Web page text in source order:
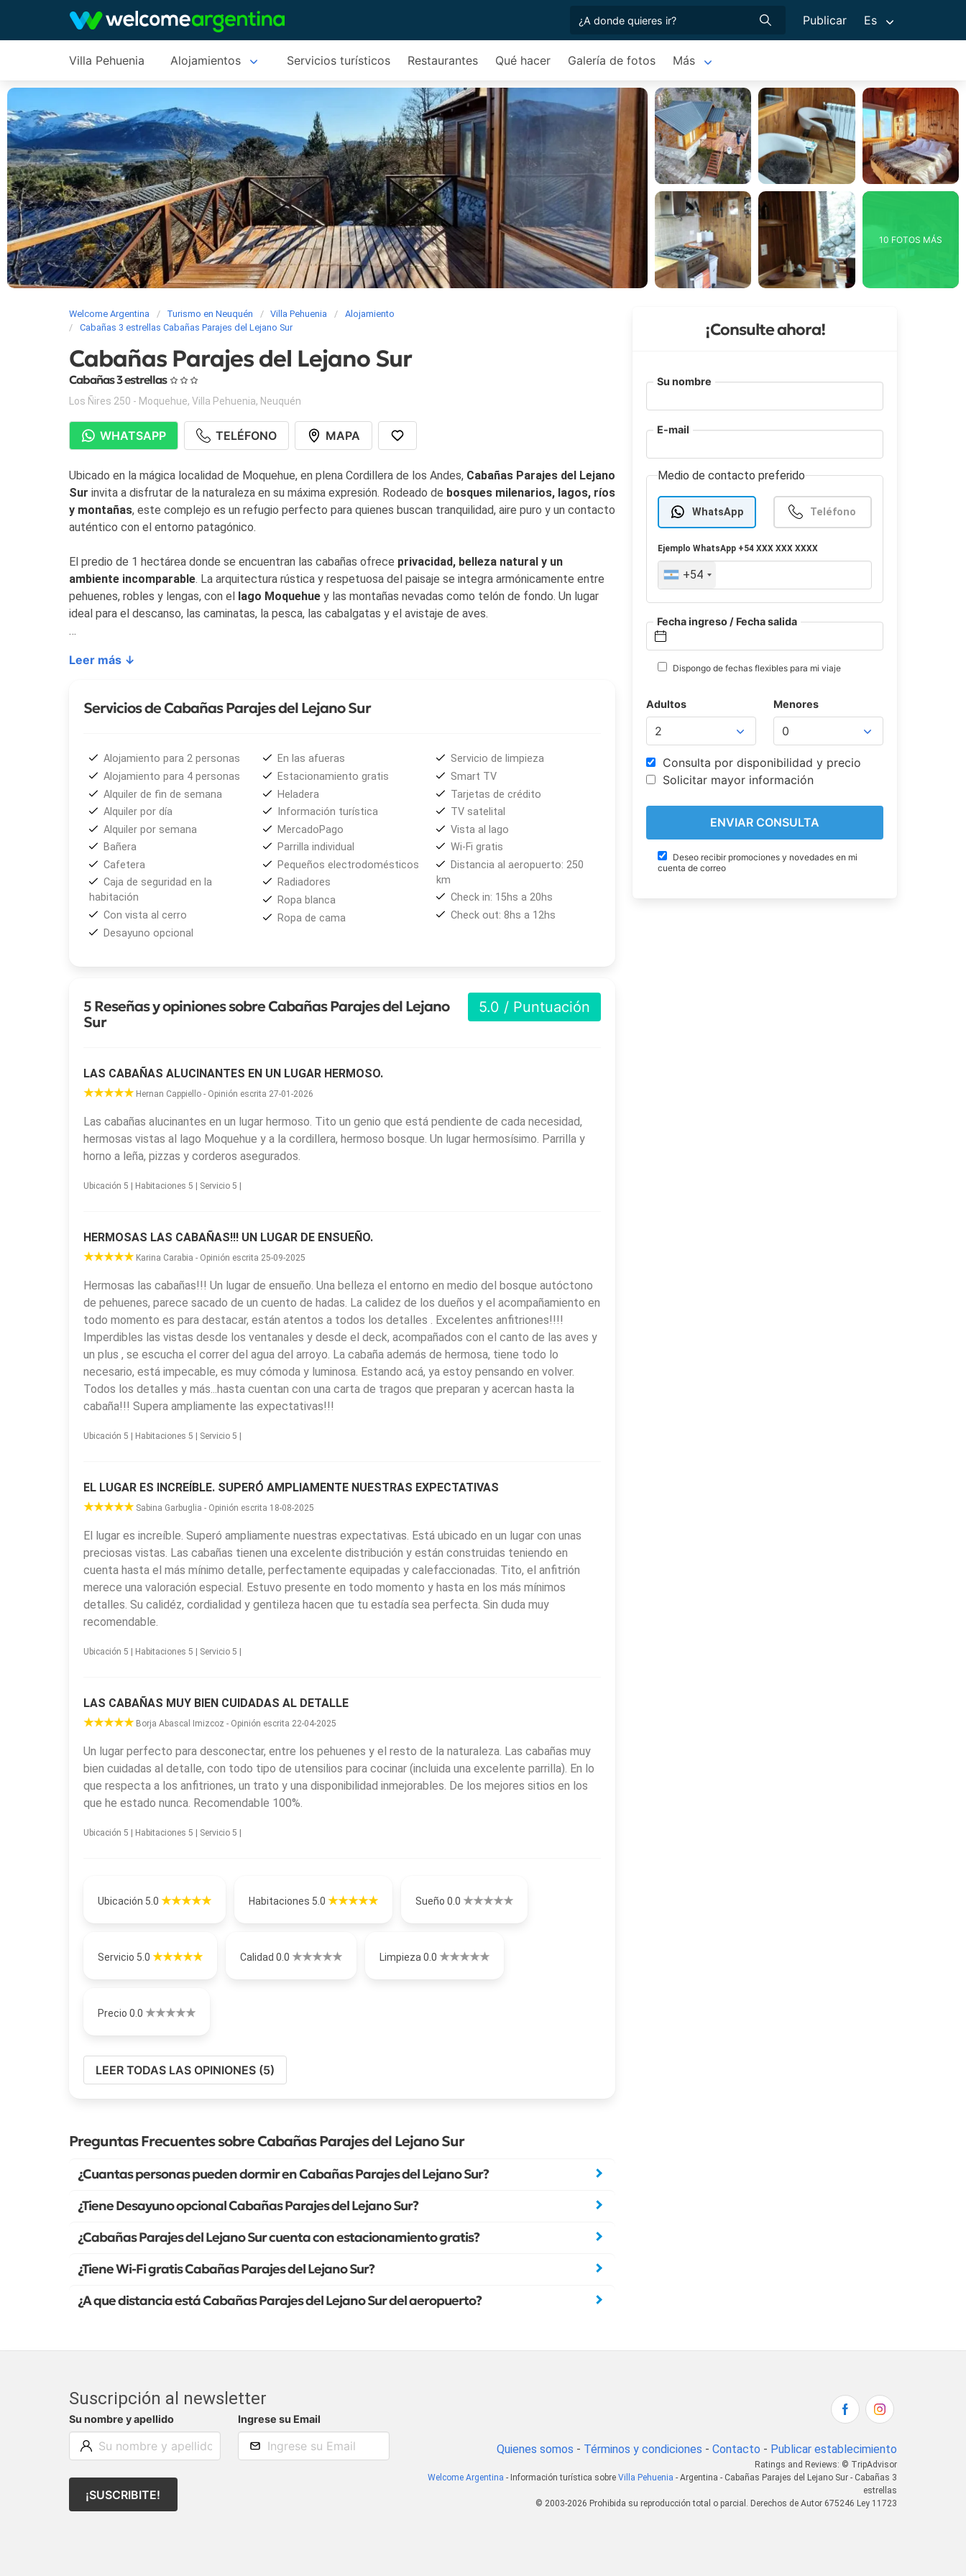
Publicar Es
Villa Pehuenia Alojamientos Servicios turísticos Restaurantes Qué hacer Galería de fotos Más
10 FOTOS MÁS
Welcome Argentina Turismo en Neuquén Villa Pehuenia
Alojamiento
Cabañas 3 estrellas Cabañas Parajes del Lejano Sur
Cabañas Parajes del Lejano Sur
Cabañas 3 estrellas
Los Ñires 250 - Moquehue, Villa Pehuenia, Neuquén
WHATSAPP TELÉFONO MAPA
Ubicado en la mágica localidad de Moquehue, en plena Cordillera de los Andes, Cabañas Parajes del Lejano
Sur invita a disfrutar de la naturaleza en su máxima expresión. Rodeado de bosques milenarios, lagos, ríos
y montañas, este complejo es un refugio perfecto para quienes buscan tranquilidad, aire puro y un contacto
auténtico con el entorno patagónico.
El predio de 1 hectárea donde se encuentran las cabañas ofrece privacidad, belleza natural y un
ambiente incomparable. La arquitectura rústica y respetuosa del paisaje se integra armónicamente entre
pehuenes, robles y lengas, con el
lago Moquehue y las montañas nevadas como telón de fondo. Un lugar
ideal para el descanso, las caminatas, la pesca, las cabalgatas y el avistaje de aves.
con todas las comodidades necesarias para una estadía confortable:
• Baño completo
• Living comedor con 3 camas individuales
• Parrilla individual
• Balcón con vistas plenas al lago y la cordillera
• Reposeras para exteriores
• Calefacción por radiadores
• LCD 32” con TV satelital
• Estacionamiento privado descubierto
La experiencia de hospedarse en Cabañas Parajes del Lejano Sur es mucho más que un viaje: es
sumergirse en la esencia misma de la Patagonia, entre el silencio de la montaña y los momentos
Leer más ↓
Servicios de Cabañas Parajes del Lejano Sur
Alojamiento para 2 personas
Alojamiento para 4 personas
Alquiler de fin de semana
Alquiler por día
Alquiler por semana
Bañera
Cafetera
Caja de seguridad en la
habitación
Con vista al cerro
Desayuno opcional
En las afueras
Estacionamiento gratis
Heladera
Información turística
MercadoPago
Parrilla individual
Pequeños electrodomésticos
Radiadores
Ropa blanca
Ropa de cama
Servicio de limpieza
Smart TV
Tarjetas de crédito
TV satelital
Vista al lago
Wi-Fi gratis
Distancia al aeropuerto: 250
km
Check in: 15hs a 20hs
Check out: 8hs a 12hs
5.0 / Puntuación
5 Reseñas y opiniones sobre Cabañas Parajes del Lejano
Sur
LAS CABAÑAS ALUCINANTES EN UN LUGAR HERMOSO.
Hernan Cappiello - Opinión escrita 27-01-2026
Las cabañas alucinantes en un lugar hermoso. Tito un genio que está pendiente de cada necesidad,
hermosas vistas al lago Moquehue y a la cordillera, hermoso bosque. Un lugar hermosísimo. Parrilla y
horno a leña, pizzas y corderos asegurados.
Ubicación 5 | Habitaciones 5 | Servicio 5 |
HERMOSAS LAS CABAÑAS!!! UN LUGAR DE ENSUEÑO.
Karina Carabia - Opinión escrita 25-09-2025
Hermosas las cabañas!!! Un lugar de ensueño. Una belleza el entorno en medio del bosque autóctono
de pehuenes, parece sacado de un cuento de hadas. La calidez de los dueños y el acompañamiento en
todo momento es para destacar, están atentos a todos los detalles . Excelentes anfitriones!!!!
Imperdibles las vistas desde los ventanales y desde el deck, acompañados con el canto de las aves y
un plus , se escucha el correr del agua del arroyo. La cabaña además de hermosa, tiene todo lo
necesario, está impecable, es muy cómoda y luminosa. Estando acá, ya estoy pensando en volver.
Todos los detalles y más...hasta cuentan con una carta de tragos que preparan y acercan hasta la
cabaña!!! Supera ampliamente las expectativas!!!
Ubicación 5 | Habitaciones 5 | Servicio 5 |
EL LUGAR ES INCREÍBLE. SUPERÓ AMPLIAMENTE NUESTRAS EXPECTATIVAS
Sabina Garbuglia - Opinión escrita 18-08-2025
El lugar es increíble. Superó ampliamente nuestras expectativas. Está ubicado en un lugar con unas
preciosas vistas. Las cabañas tienen una excelente distribución y están construidas teniendo en
cuenta hasta el más mínimo detalle, perfectamente equipadas y calefaccionadas. Tito, el anfitrión
merece una valoración especial. Estuvo presente en todo momento y hasta en los más mínimos
detalles. Su calidéz, cordialidad y gentileza hacen que tu estadía sea perfecta. Sin duda muy
recomendable.
Ubicación 5 | Habitaciones 5 | Servicio 5 |
LAS CABAÑAS MUY BIEN CUIDADAS AL DETALLE
Borja Abascal Imizcoz - Opinión escrita 22-04-2025
Un lugar perfecto para desconectar, entre los pehuenes y el resto de la naturaleza. Las cabañas muy
bien cuidadas al detalle, con todo tipo de utensilios para cocinar (incluida una excelente parrilla). En lo
que respecta a los anfitriones, un trato y una disponibilidad inmejorables. De los mejores sitios en los
que he estado nunca. Recomendable 100%.
Ubicación 5 | Habitaciones 5 | Servicio 5 |
Ubicación 5.0 Habitaciones 5.0 Sueño 0.0
Servicio 5.0 Calidad 0.0 Limpieza 0.0
Precio 0.0
LEER TODAS LAS OPINIONES (5)
Preguntas Frecuentes sobre Cabañas Parajes del Lejano Sur
¿Cuantas personas pueden dormir en Cabañas Parajes del Lejano Sur?
¿Tiene Desayuno opcional Cabañas Parajes del Lejano Sur?
¿Cabañas Parajes del Lejano Sur cuenta con estacionamiento gratis?
¿Tiene Wi-Fi gratis Cabañas Parajes del Lejano Sur?
¿A que distancia está Cabañas Parajes del Lejano Sur del aeropuerto?
¡Consulte ahora!
Su nombre
E-mail
Medio de contacto preferido
WhatsApp Teléfono
EjemploWhatsApp +54 XXX XXX XXXX
+54
Fecha ingreso / Fecha salida
Dispongo de fechas flexibles para mi viaje
Adultos Menores
Consulta por disponibilidad y precio
Solicitar mayor información
Deseo recibir promociones y novedades en mi
cuenta de correo
Suscripción al newsletter
Su nombre y apellido Ingrese su Email
¡SUSCRIBITE!
Quienes somos - Términos y condiciones - Contacto - Publicar establecimiento
Ratings and Reviews: © TripAdvisor
Welcome Argentina - Información turística sobre Villa Pehuenia - Argentina - Cabañas Parajes del Lejano Sur - Cabañas 3
estrellas
© 2003-2026 Prohibida su reproducción total o parcial. Derechos de Autor 675246 Ley 11723